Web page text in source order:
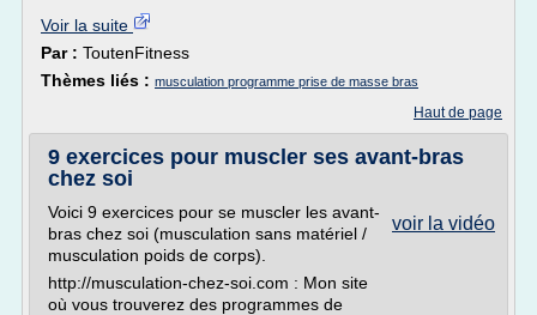
Voir la suite
Par : ToutenFitness
Thèmes liés : musculation programme prise de masse bras
Haut de page
9 exercices pour muscler ses avant-bras
chez soi
voir la vidéo
Voici 9 exercices pour se muscler les avant-
bras chez soi (musculation sans matériel /
musculation poids de corps).
http://musculation-chez-soi.com : Mon site
où vous trouverez des programmes de